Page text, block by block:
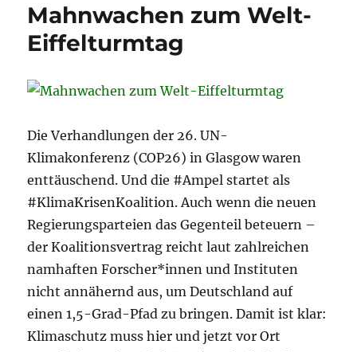
Mahnwachen zum Welt-
Eiffelturmtag
Die Verhandlungen der 26. UN-
Klimakonferenz (COP26) in Glasgow waren
enttäuschend. Und die #Ampel startet als
#KlimaKrisenKoalition. Auch wenn die neuen
Regierungsparteien das Gegenteil beteuern –
der Koalitionsvertrag reicht laut zahlreichen
namhaften Forscher*innen und Instituten
nicht annähernd aus, um Deutschland auf
einen 1,5-Grad-Pfad zu bringen. Damit ist klar:
Klimaschutz muss hier und jetzt vor Ort